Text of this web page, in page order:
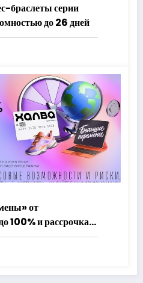
браслеты серии
до 26 дней
от
100% и рассрочка